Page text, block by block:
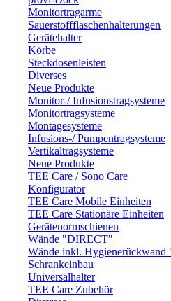
Monitortragarme
Sauerstoffflaschenhalterungen
Gerätehalter
Körbe
Steckdosenleisten
Diverses
Neue Produkte
Monitor-/ Infusionstragsysteme
Monitortragsysteme
Montagesysteme
Infusions-/ Pumpentragsysteme
Vertikaltragsysteme
Neue Produkte
TEE Care / Sono Care
Konfigurator
TEE Care Mobile Einheiten
TEE Care Stationäre Einheiten
Gerätenormschienen
Wände "DIRECT"
Wände inkl.
Schrankeinbau
Universalhalter
TEE Care Zubehör